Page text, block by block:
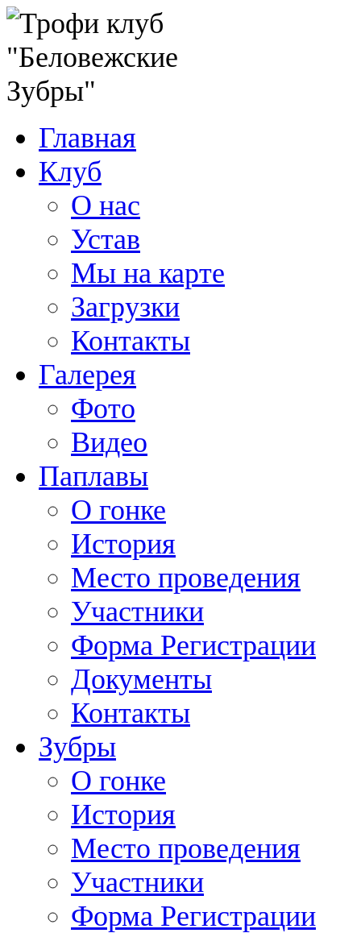
Главная
Клуб
О нас
Устав
Мы на карте
Загрузки
Контакты
Галерея
Фото
Видео
Паплавы
О гонке
История
Место проведения
Участники
Форма Регистрации
Документы
Контакты
Зубры
О гонке
История
Место проведения
Участники
Форма Регистрации